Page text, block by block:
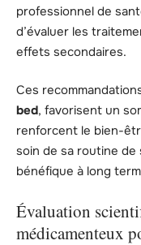
professionnel de
d’évaluer les
effets secondaires.
Ces
bed, favorisent un
renforcent le bien-
soin de sa routine de
bénéfique à long
Évaluation
médicamenteux